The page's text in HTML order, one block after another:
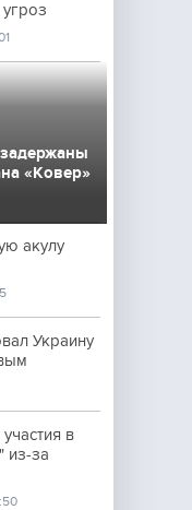
«Ковер»
акулу
Украину
в
из-за